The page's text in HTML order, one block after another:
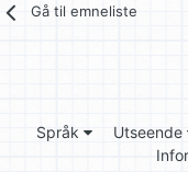
Gå til emneliste
Språk Utseende